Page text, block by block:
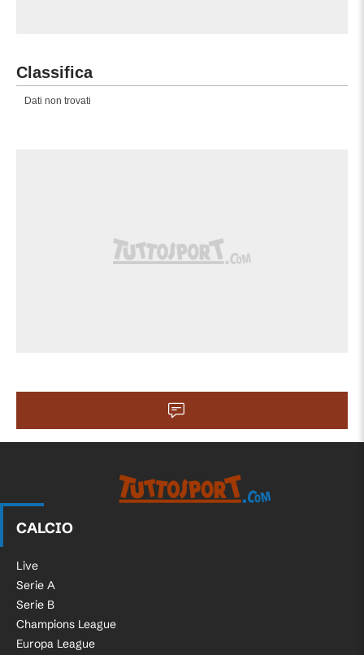
Classifica
Dati non trovati
CALCIO
Live
Serie A
Serie B
Champions League
Europa League